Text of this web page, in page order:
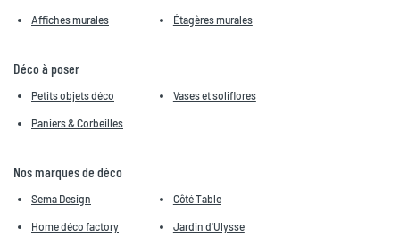
Affiches murales Étagères murales
Déco à poser
Petits objets déco Vases et soliflores
Paniers & Corbeilles
Nos marques de déco
Sema Design Côté Table
Home déco factory Jardin d'Ulysse